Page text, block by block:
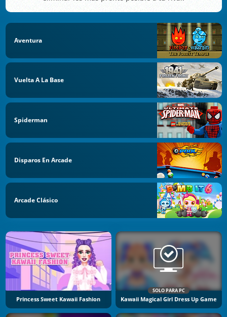
Aventura
Vuelta A La Base
Spiderman
Disparos En Arcade
Arcade Clásico
Princess Sweet Kawaii Fashion
SOLO PARA PC
Kawaii Magical Girl Dress Up Game